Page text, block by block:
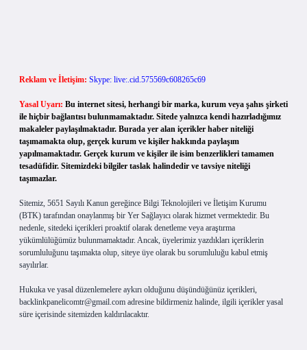
Reklam ve İletişim: Skype: live:.cid.575569c608265c69
Yasal Uyarı: Bu internet sitesi, herhangi bir marka, kurum veya şahıs şirketi
ile hiçbir bağlantısı bulunmamaktadır. Sitede yalnızca kendi hazırladığımız
makaleler paylaşılmaktadır. Burada yer alan içerikler haber niteliği
taşımamakta olup, gerçek kurum ve kişiler hakkında paylaşım
yapılmamaktadır. Gerçek kurum ve kişiler ile isim benzerlikleri tamamen
tesadüfidir. Sitemizdeki bilgiler taslak halindedir ve tavsiye niteliği
taşımazlar.
Sitemiz, 5651 Sayılı Kanun gereğince Bilgi Teknolojileri ve İletişim Kurumu
(BTK) tarafından onaylanmış bir Yer Sağlayıcı olarak hizmet vermektedir. Bu
nedenle, sitedeki içerikleri proaktif olarak denetleme veya araştırma
yükümlülüğümüz bulunmamaktadır. Ancak, üyelerimiz yazdıkları içeriklerin
sorumluluğunu taşımakta olup, siteye üye olarak bu sorumluluğu kabul etmiş
sayılırlar.
Hukuka ve yasal düzenlemelere aykırı olduğunu düşündüğünüz içerikleri,
backlinkpanelicomtr@gmail.com adresine bildirmeniz halinde, ilgili içerikler yasal
süre içerisinde sitemizden kaldırılacaktır.